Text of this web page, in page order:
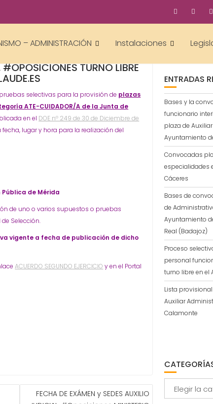
– ADMINISTRACIÓN Instalaciones
Prensa
TURNO LIBRE
selectivas para la provisión de plazas
ATE-CUIDADOR/A de la Junta de
en el DOE nº 249 de 30 de Diciembre de
lugar y hora para la realización del
Pública de Mérida
de uno o varios supuestos o pruebas
Selección.
vigente a fecha de publicación de dicho
ACUERDO SEGUNDO EJERCICIO y en el Portal
FECHA DE EXÁMEN y SEDES AUXILIO
ENTRADAS
Bases y la
funcionario
plaza de
Ayuntamiento
Convocadas
especialidades
Cáceres
Bases de
de
Ayuntamiento
Real (Badajoz)
Proceso
personal
turno libre en el
Lista
Auxiliar
Calamonte